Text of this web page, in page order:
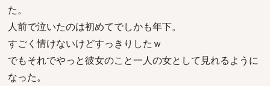
た。
人前で泣いたのは初めてでしかも年下。
すごく情けないけどすっきりしたｗ
でもそれでやっと彼女のこと一人の女として見れるように
なった。